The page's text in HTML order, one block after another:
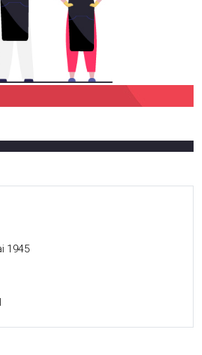
1945